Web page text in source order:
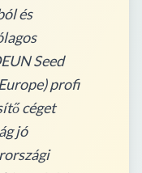
és
Seed
profi
céget
jó